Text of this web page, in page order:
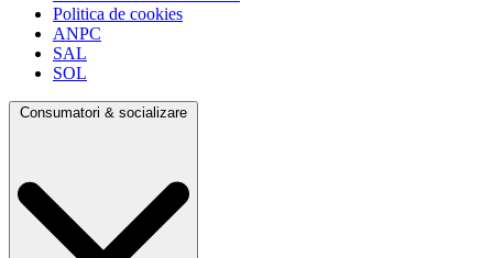
Politica de cookies
ANPC
SAL
SOL
Consumatori & socializare